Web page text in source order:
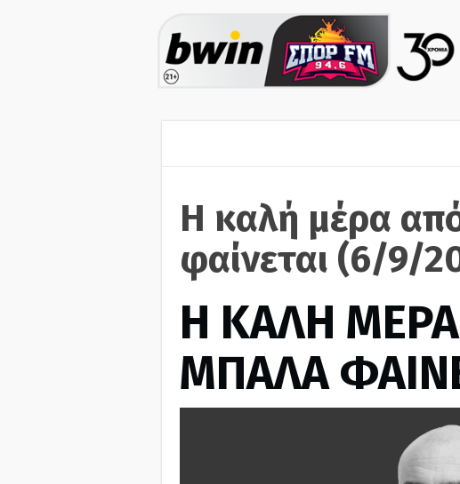
Η καλή μέρα
φαίνεται (6/9/
H ΚΑΛΗ
ΜΠΑΛΑ